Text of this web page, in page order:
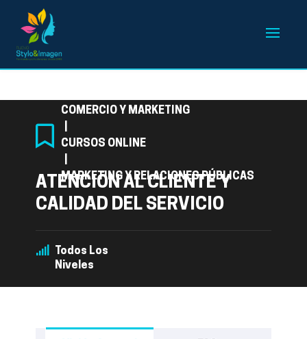
COMERCIO Y MARKETING
CURSOS ONLINE
MARKETING Y RELACIONES PÚBLICAS
ATENCIÓN AL CLIENTE Y
CALIDAD DEL SERVICIO
Todos Los
Niveles